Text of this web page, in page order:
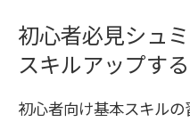
初心者必見シュ
スキルアップす
初心者向け基本スキルの